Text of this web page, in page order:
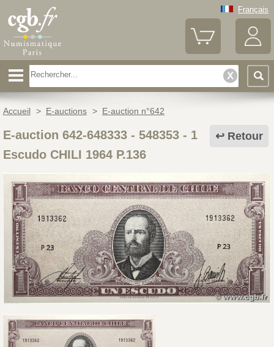
Français
Accueil > E-auctions > E-auction n°642
Retour
E-auction 642-648333 - 548353- 1
Escudo CHILI 1964 P.136